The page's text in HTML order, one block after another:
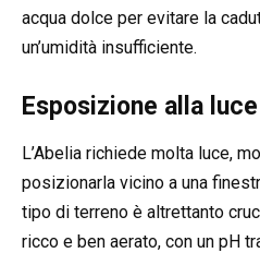
acqua dolce per evitare la
un’umidità insufficiente.
Esposizione alla
L’Abelia richiede molta luce,
posizionarla vicino a una
tipo di terreno è altrettanto
ricco e ben aerato, con un pH